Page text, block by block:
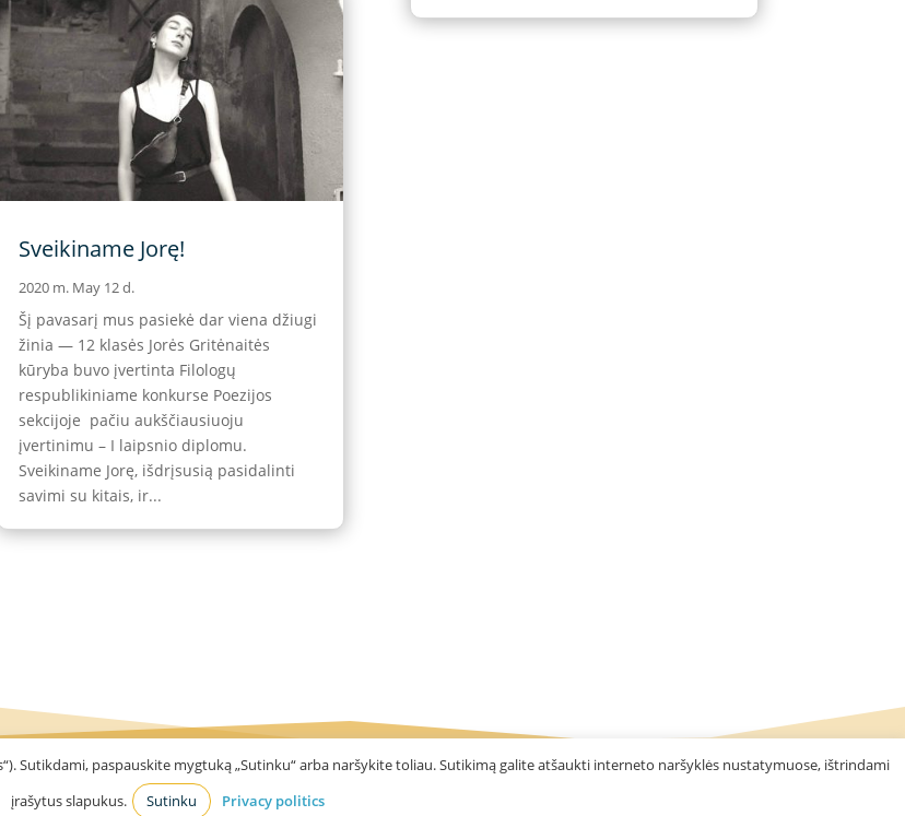
Sveikiname Jorę!
2020 m. May 12 d.
Šį pavasarį mus pasiekė dar viena džiugi
žinia — 12 klasės Jorės Gritėnaitės
kūryba buvo įvertinta Filologų
respublikiniame konkurse Poezijos
sekcijoje pačiu aukščiausiuoju
įvertinimu – I laipsnio diplomu.
Sveikiname Jorę, išdrįsusią pasidalinti
savimi su kitais, ir...
Privacy politics
Sutikdami, paspauskite mygtuką „Sutinku“ arba naršykite toliau. Sutikimą galite atšaukti interneto naršyklės nustatymuose, ištrindami
įrašytus slapukus.
Sutinku Privacy politics